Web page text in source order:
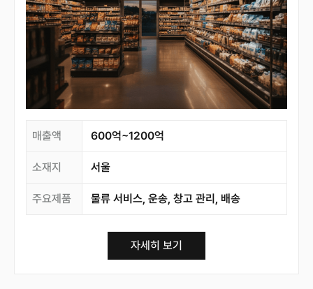
매출액 600억~1200억
소재지 서울
주요제품 물류 서비스, 운송, 창고 관리, 배송
자세히 보기